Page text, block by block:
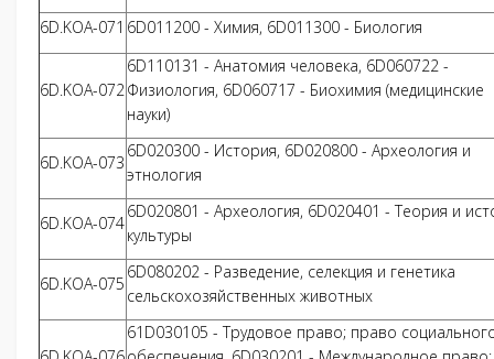
6D.KOA-071 6D011200 - Химия, 6D011300 - Биология
6D.KOA-072
6D110131 - Анатомия человека, 6D060722 -
Физиология, 6D060717 - Биохимия (медицинские
науки)
6D.KOA-073
6D020300 - История, 6D020800 - Археология и
этнология
6D.KOA-074
6D020801 - Археология, 6D020401 - Теория и
культуры
6D.KOA-075
6D080202 - Разведение, селекция и генетика
сельскохозяйственных животных
61D030105 - Трудовое право; право